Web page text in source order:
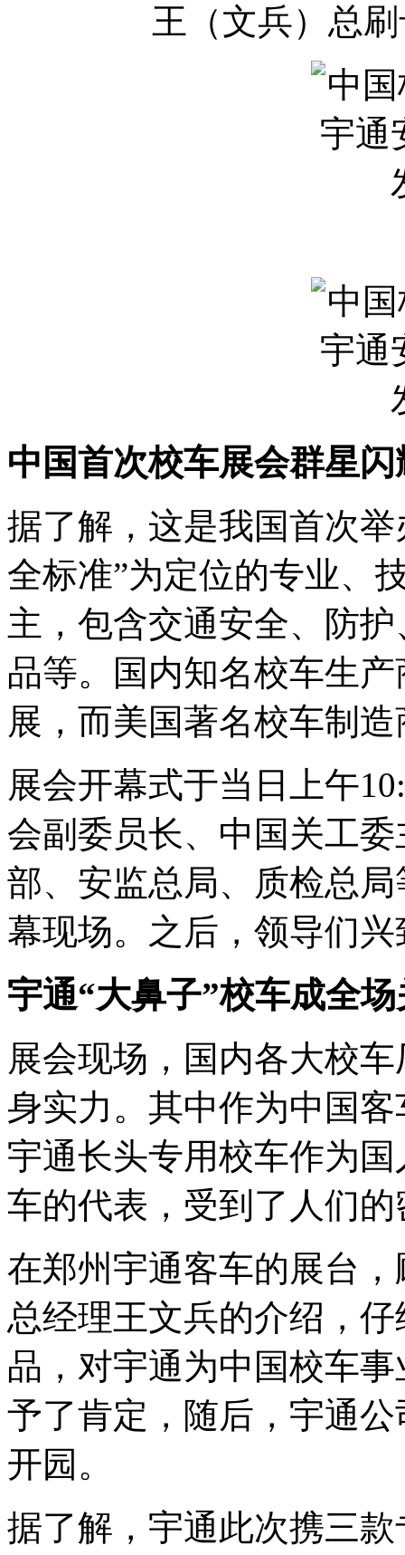
王（文兵）总
中国首次校车展会群星闪
据了解，这是我国首次
全标准”为定位的专业、
主，包含交通安全、防
品等。国内知名校车生
展，而美国著名校车制
展会开幕式于当日上午
会副委员长、中国关工
部、安监总局、质检总
幕现场。之后，领导们
宇通“大鼻子”校车成全
展会现场，国内各大校
身实力。其中作为中国
宇通长头专用校车作为
车的代表，受到了人们
在郑州宇通客车的展台
总经理王文兵的介绍，
品，对宇通为中国校车
予了肯定，随后，宇通
开园。
据了解，宇通此次携三